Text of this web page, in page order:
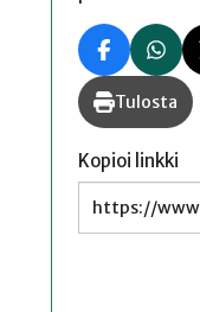
Tulosta
Kopioi linkki